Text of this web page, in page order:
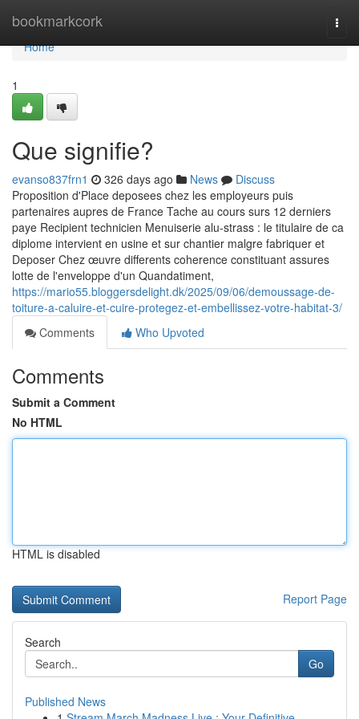
bookmarkcork
Home
Home
1
Que signifie?
evanso837frn1 326 days ago News
Discuss
Proposition d'Place deposees chez les employeurs puis
partenaires aupres de France Tache au cours surs 12 derniers
paye Recipient technicien Menuiserie alu-strass : le titulaire de ca
diplome intervient en usine et sur chantier malgre fabriquer et
Deposer Chez œuvre differents coherence constituant assures
lotte de l'enveloppe d'un Quandatiment,
https://mario55.bloggersdelight.dk/2025/09/06/demoussage-de-
toiture-a-caluire-et-cuire-protegez-et-embellissez-votre-habitat-3/
Comments
Who Upvoted
Comments
Submit a Comment
No HTML
HTML is disabled
Report Page
Search
Go
Published News